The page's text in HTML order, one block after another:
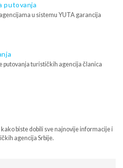
putovanja
u sistemu YUTA garancija
putovanja turističkih agencija članica
biste dobili sve najnovije informacije i
agencija Srbije.